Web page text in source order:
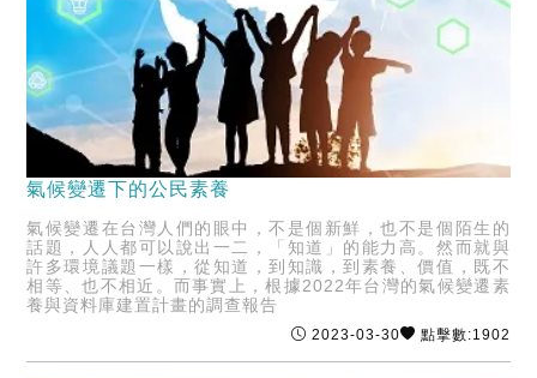
氣候變遷下的公民素養
氣候變遷在台灣人們的眼中，不是個新鮮，也不是個陌生的
話題，人人都可以說出一二，「知道」的能力高。然而就與
許多環境議題一樣，從知道，到知識，到素養、價值，既不
相等、也不相近。而事實上，根據2022年台灣的氣候變遷素
養與資料庫建置計畫的調查報告
2023-03-30 點擊數:1902